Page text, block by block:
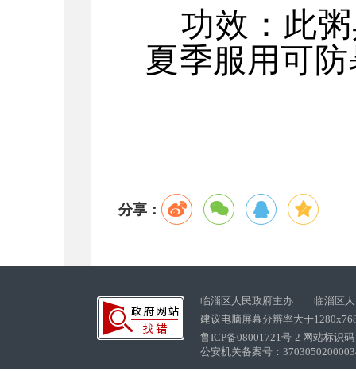
功效：此
夏季服用可
分享：
临淄区人民政府主办 临淄区人
建议电脑屏幕分辨率大于
鲁ICP备08001721号-2 网站标识
公安机关备案号：